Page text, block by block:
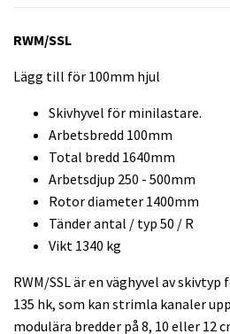
RWM/SSL
Lägg till för 100mm hjul
Skivhyvel för minilastare.
Arbetsbredd 100mm
Total bredd 1640mm
Arbetsdjup 250 - 500mm
Rotor diameter 1400mm
Tänder antal / typ 50 / R
Vikt 1340 kg
RWM/SSL är en väghyvel av
135 hk, som kan strimla kanaler
modulära bredder på 8, 10 eller 12